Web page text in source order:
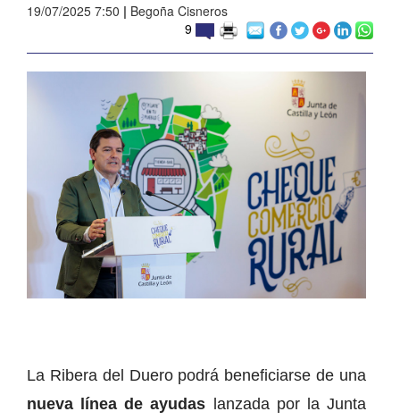
19/07/2025 7:50 | Begoña Cisneros
9
La Ribera del Duero podrá beneficiarse de una
nueva línea de ayudas lanzada por la Junta